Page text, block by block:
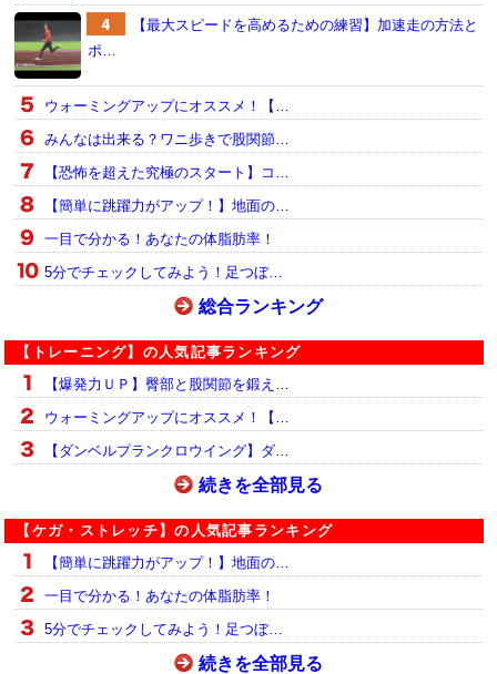
【最大スピードを高めるための練習】加速走の方法と
ポ…
ウォーミングアップにオススメ！【…
みんなは出来る？ワニ歩きで股関節…
【恐怖を超えた究極のスタート】コ…
【簡単に跳躍力がアップ！】地面の…
一目で分かる！あなたの体脂肪率！
5分でチェックしてみよう！足つぼ…
総合ランキング
【トレーニング】の人気記事ランキング
【爆発力ＵＰ】臀部と股関節を鍛え…
ウォーミングアップにオススメ！【…
【ダンベルプランクロウイング】ダ…
続きを全部見る
【ケガ・ストレッチ】の人気記事ランキング
【簡単に跳躍力がアップ！】地面の…
一目で分かる！あなたの体脂肪率！
5分でチェックしてみよう！足つぼ…
続きを全部見る